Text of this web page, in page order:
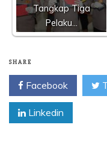
Tangkap Tiga
Pelaku…
SHARE
Facebook
Linkedin